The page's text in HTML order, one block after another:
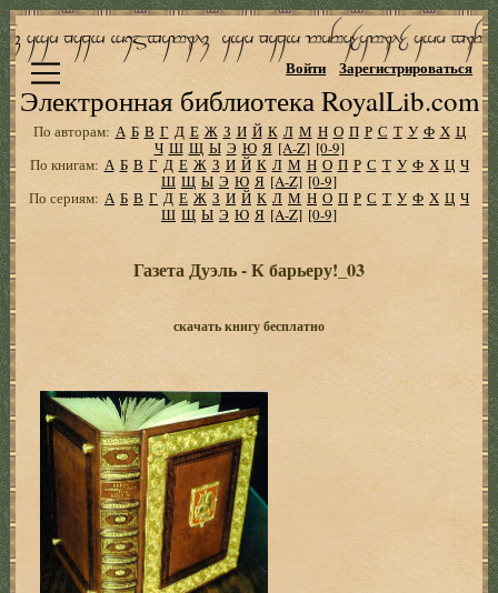
Электронная библиотека RoyalLib.com
Войти Зарегистрироваться
По авторам: А Б В Г Д Е Ж З И Й К Л М Н О П Р С Т У Ф Х Ц
Ч Ш Щ Ы Э Ю Я [A-Z] [0-9]
По книгам: А Б В Г Д Е Ж З И Й К Л М Н О П Р С Т У Ф Х Ц Ч
Ш Щ Ы Э Ю Я [A-Z] [0-9]
По сериям: А Б В Г Д Е Ж З И Й К Л М Н О П Р С Т У Ф Х Ц Ч
Ш Щ Ы Э Ю Я [A-Z] [0-9]
Газета Дуэль - К барьеру!_03
скачать книгу бесплатно